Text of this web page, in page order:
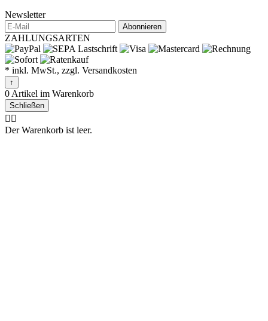
Newsletter
Abonnieren
ZAHLUNGSARTEN
* inkl. MwSt., zzgl. Versandkosten
↑
0 Artikel im Warenkorb
Schließen
🤷‍♂️
Der Warenkorb ist leer.